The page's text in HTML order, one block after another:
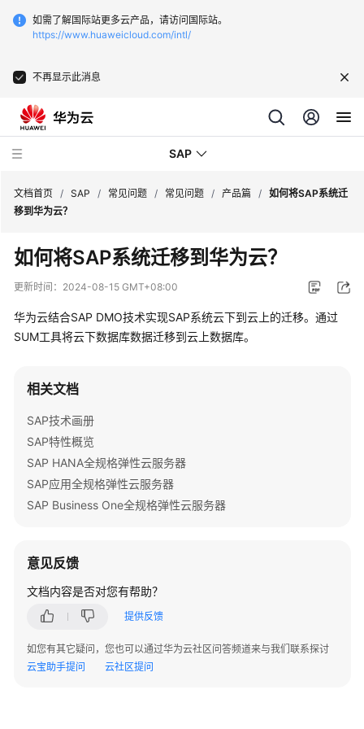
如需了解国际站更多云产品，请访问国际站。
https://www.huaweicloud.com/intl/
不再显示此消息
SAP
SAP
技
术
册
性
SAP
部
署
指
SAP
部
署
（专
属
文档首页 / SAP / 常见问题 / 常见问题 / 产品篇 / 如何将SAP系统迁
移到华为云？
如何将SAP系统迁移到华为云？
更新时间： 2024-08-15 GMT+08:00
华为云结合SAP DMO技术实现SAP系统云下到云上的迁移。通过
SUM工具将云下数据库数据迁移到云上数据库。
相关文档
SAP技术画册
SAP特性概览
SAP HANA全规格弹性云服务器
SAP应用全规格弹性云服务器
SAP Business One全规格弹性云服务器
意见反馈
文档内容是否对您有帮助？
提供反馈
如您有其它疑问，您也可以通过华为云社区问答频道来与我们联系探讨
云宝助手提问
云社区提问